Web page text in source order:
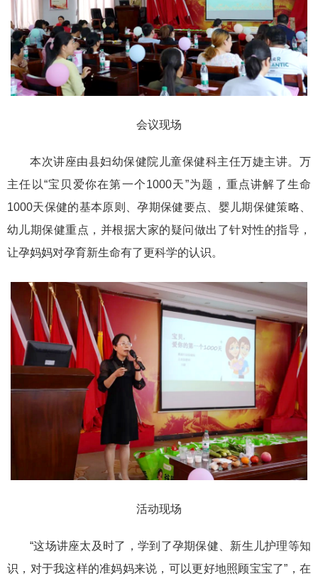
会议现场
本次讲座由县妇幼保健院儿童保健科主任万婕主讲。万
主任以“宝贝爱你在第一个1000天”为题，重点讲解了生命
1000天保健的基本原则、孕期保健要点、婴儿期保健策略、
幼儿期保健重点，并根据大家的疑问做出了针对性的指导，
让孕妈妈对孕育新生命有了更科学的认识。
活动现场
“这场讲座太及时了，学到了孕期保健、新生儿护理等知
识，对于我这样的准妈妈来说，可以更好地照顾宝宝了”，在